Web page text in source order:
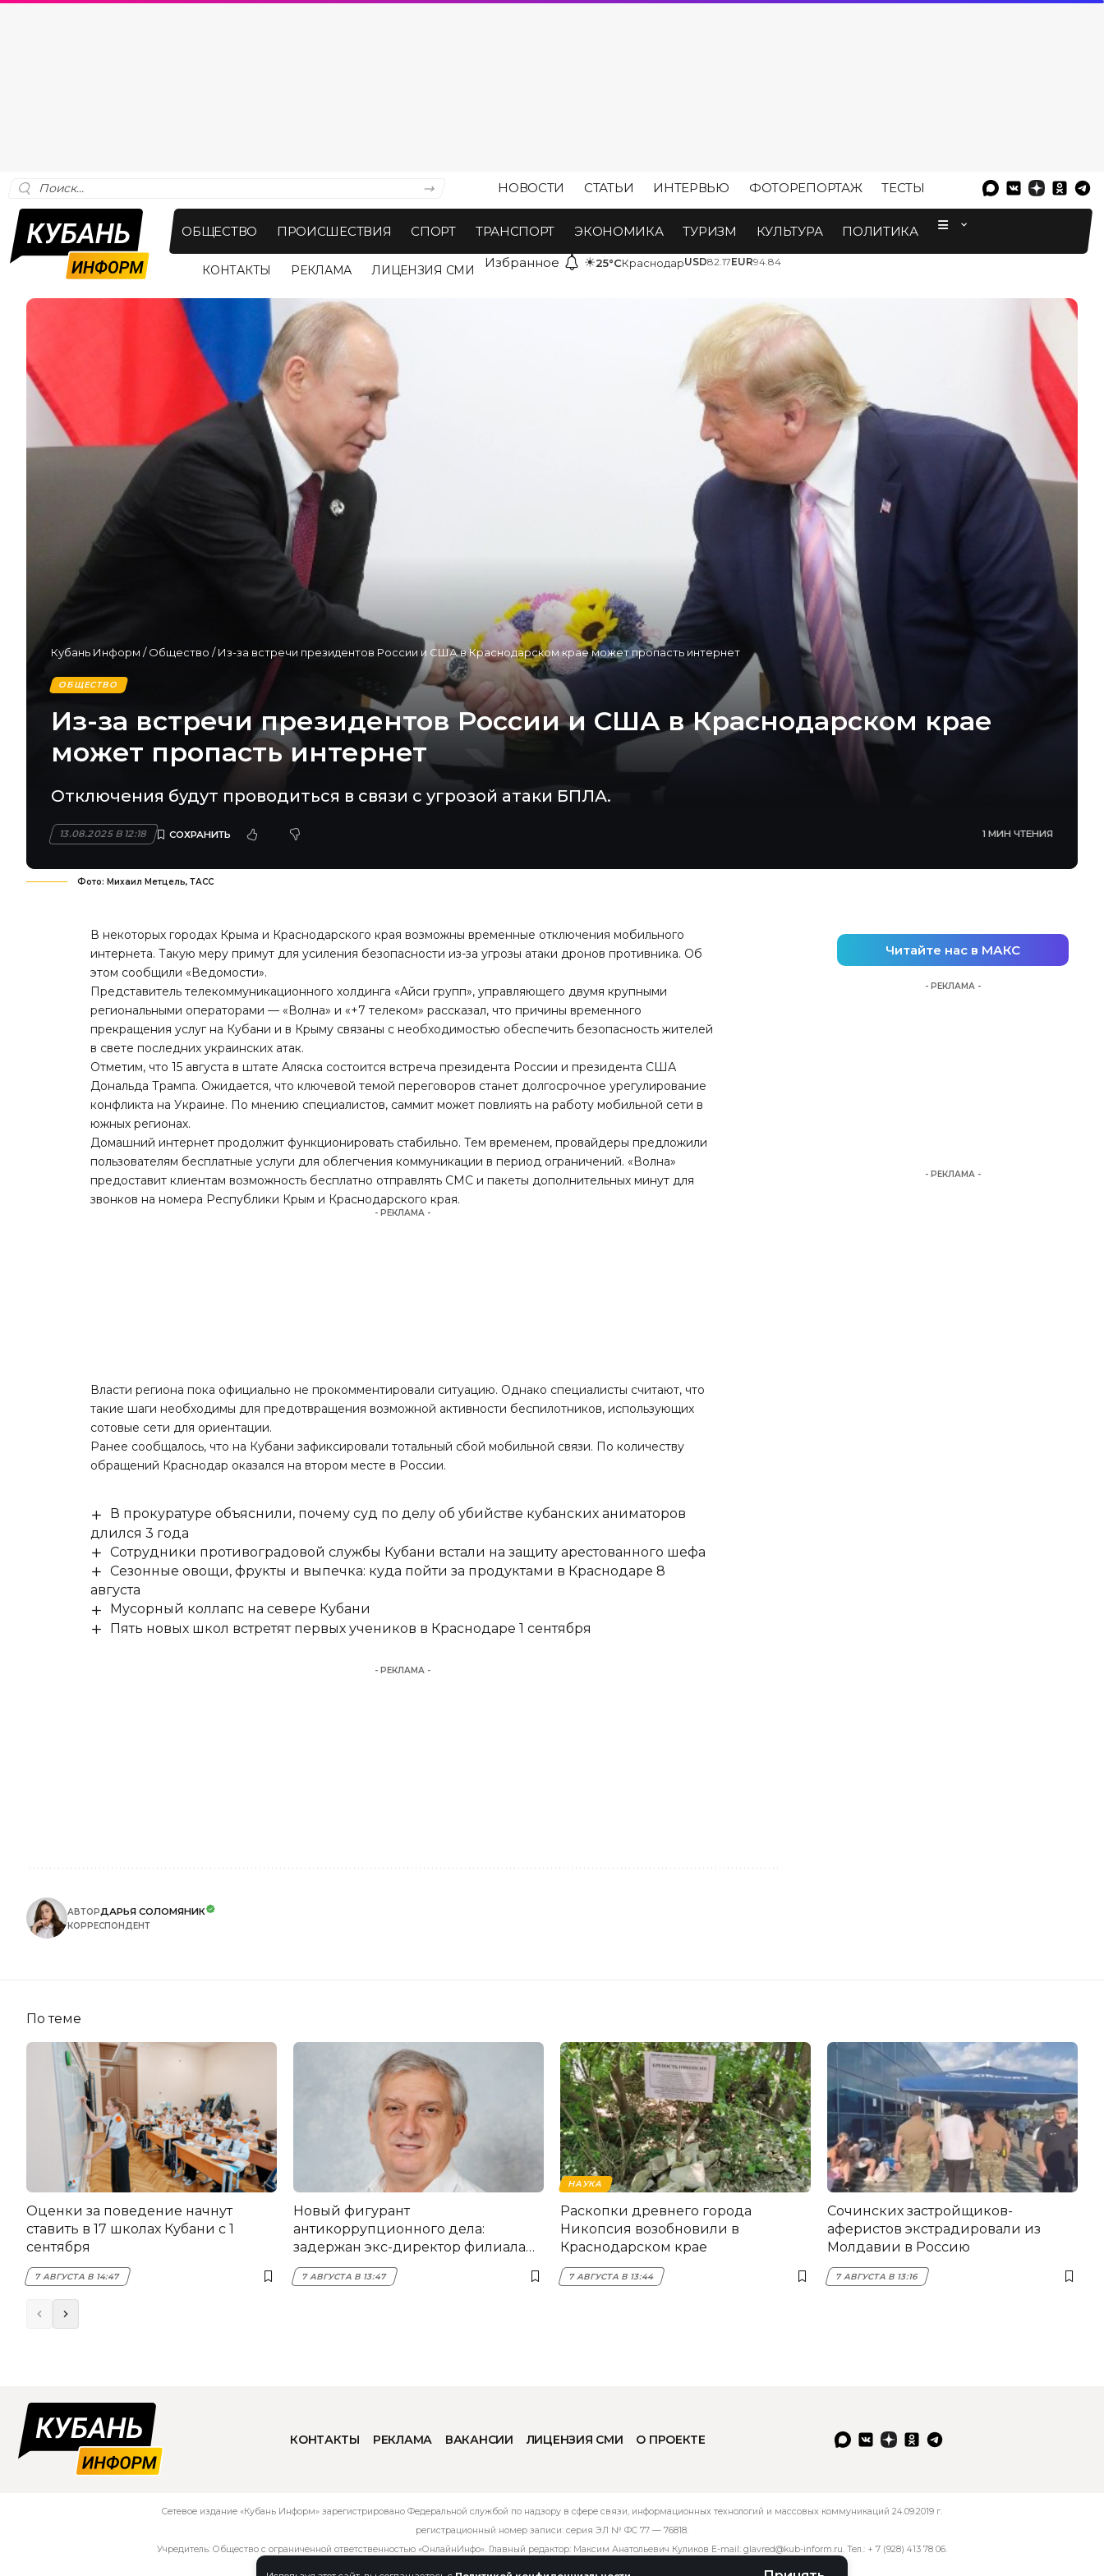
НОВОСТИ СТАТЬИ ИНТЕРВЬЮ ФОТОРЕПОРТАЖ ТЕСТЫ
ОБЩЕСТВО ПРОИСШЕСТВИЯ СПОРТ ТРАНСПОРТ ЭКОНОМИКА ТУРИЗМ КУЛЬТУРА ПОЛИТИКА
КОНТАКТЫ РЕКЛАМА ЛИЦЕНЗИЯ СМИ Избранное ☀25°CКраснодарUSD82.17EUR94.84
Кубань Информ /Общество /Из-за встречи президентов России и США в Краснодарском крае может пропасть интернет
ОБЩЕСТВО
Из-за встречи президентов России и США в Краснодарском крае
может пропасть интернет
Отключения будут проводиться в связи с угрозой атаки БПЛА.
13.08.2025 В 12:18 1 МИН ЧТЕНИЯ
Фото: Михаил Метцель, ТАСС
В некоторых городах Крыма и Краснодарского края возможны временные отключения мобильного
интернета. Такую меру примут для усиления безопасности из-за угрозы атаки дронов противника. Об
этом сообщили « Ведомости».
Представитель телекоммуникационного холдинга «Айси групп», управляющего двумя крупными
региональными операторами — «Волна» и «+7 телеком» рассказал, что причины временного
прекращения услуг на Кубани и в Крыму связаны с необходимостью обеспечить безопасность жителей
в свете последних украинских атак.
Отметим, что 15 августа в штате Аляска состоится встреча президента России и президента США
Дональда Трампа. Ожидается, что ключевой темой переговоров станет долгосрочное урегулирование
конфликта на Украине. По мнению специалистов, саммит может повлиять на работу мобильной сети в
южных регионах.
Домашний интернет продолжит функционировать стабильно. Тем временем, провайдеры предложили
пользователям бесплатные услуги для облегчения коммуникации в период ограничений. «Волна»
предоставит клиентам возможность бесплатно отправлять СМС и пакеты дополнительных минут для
звонков на номера Республики Крым и Краснодарского края.
- РЕКЛАМА -
Власти региона пока официально не прокомментировали ситуацию. Однако специалисты считают, что
такие шаги необходимы для предотвращения возможной активности беспилотников, использующих
сотовые сети для ориентации.
Ранее сообщалось, что на Кубани зафиксировалитотальный сбой мобильной связи. По количеству
обращений Краснодар оказался на втором месте в России.
В прокуратуре объяснили, почему суд по делу об убийстве кубанских аниматоров
длился 3 года
Сотрудники противоградовой службы Кубани встали на защиту арестованного шефа
Сезонные овощи, фрукты и выпечка: куда пойти за продуктами в Краснодаре 8
августа
Мусорный коллапс на севере Кубани
Пять новых школ встретят первых учеников в Краснодаре 1 сентября
- РЕКЛАМА -
АВТОРДАРЬЯ СОЛОМЯНИК
КОРРЕСПОНДЕНТ
Читайте нас в МАКС
- РЕКЛАМА -
- РЕКЛАМА -
По теме
Оценки за поведение начнут
ставить в 17 школах Кубани с 1
сентября
7 АВГУСТА В 14:47
Новый фигурант
антикоррупционного дела:
задержан экс-директор филиала
НЭСК Крымска
7 АВГУСТА В 13:47
НАУКА
Раскопки древнего города
Никопсия возобновили в
Краснодарском крае
7 АВГУСТА В 13:44
Сочинских застройщиков-
аферистов экстрадировали из
Молдавии в Россию
7 АВГУСТА В 13:16
КОНТАКТЫ РЕКЛАМА ВАКАНСИИ ЛИЦЕНЗИЯ СМИ О ПРОЕКТЕ
Сетевое издание «Кубань Информ» зарегистрировано Федеральной службой по надзору в сфере связи, информационных технологий и массовых коммуникаций 24.09.2019 г.
регистрационный номер записи: серия ЭЛ № ФС 77 — 76818.
Учредитель: Общество с ограниченной ответственностью «ОнлайнИнфо». Главный редактор: Максим Анатольевич Куликов E-mail: glavred@kub-inform.ru. Тел.: + 7 (928) 413 78 06.